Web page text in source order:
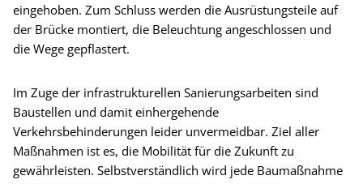
eingehoben. Zum Schluss werden die Ausrüstungsteile auf
der Brücke montiert, die Beleuchtung angeschlossen und
die Wege gepflastert.
Im Zuge der infrastrukturellen Sanierungsarbeiten sind
Baustellen und damit einhergehende
Verkehrsbehinderungen leider unvermeidbar. Ziel aller
Maßnahmen ist es, die Mobilität für die Zukunft zu
gewährleisten. Selbstverständlich wird jede Baumaßnahme